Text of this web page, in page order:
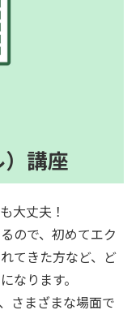
講座
大丈夫！
ので、初めてエク
てきた方など、ど
なります。
さまざまな場面で